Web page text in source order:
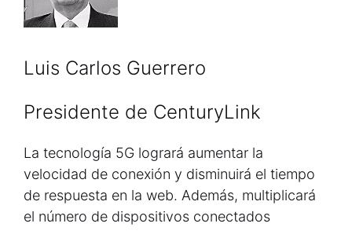
Luis Carlos Guerrero
Presidente de CenturyLink
La tecnología 5G logrará aumentar la
velocidad de conexión y disminuirá el tiempo
de respuesta en la web. Además, multiplicará
el número de dispositivos conectados